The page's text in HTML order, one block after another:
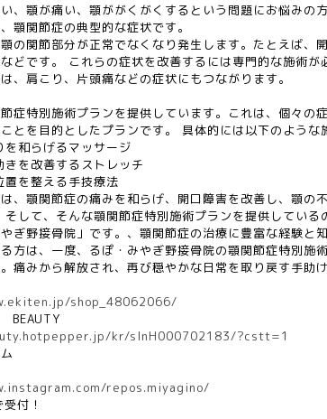
、顎が痛い、顎ががくがくするという問題にお悩みの
顎関節症の典型的な症状です。
の関節部分が正常でなくなり発生します。たとえば、
どです。 これらの症状を改善するには専門的な施術が
、肩こり、片頭痛などの症状にもつながります。
症特別施術プランを提供しています。これは、個々の
とを目的としたプランです。 具体的には以下のような
を和らげるマッサージ
きを改善するストレッチ
置を整える手技療法
、顎関節症の痛みを和らげ、開口障害を改善し、顎の
して、そんな顎関節症特別施術プランを提供している
ぎ野接骨院」です。、顎関節症の治療に豊富な経験と
方は、一度、るぽ・みやぎ野接骨院の顎関節症特別施
痛みから解放され、再び穏やかな日常を取り戻す手助
shop_48062066/
BEAUTY
kr/slnH000702183/?cstt=1
repos.miyagino/
付！